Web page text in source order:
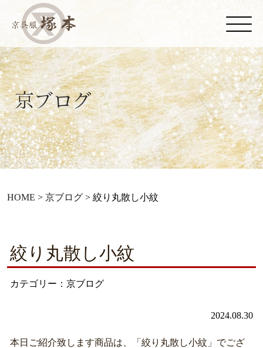
HOME > 京ブログ> 絞り丸散し小紋
絞り丸散し小紋
カテゴリー：京ブログ
2024.08.30
本日ご紹介致します商品は、「絞り丸散し小紋」でござ